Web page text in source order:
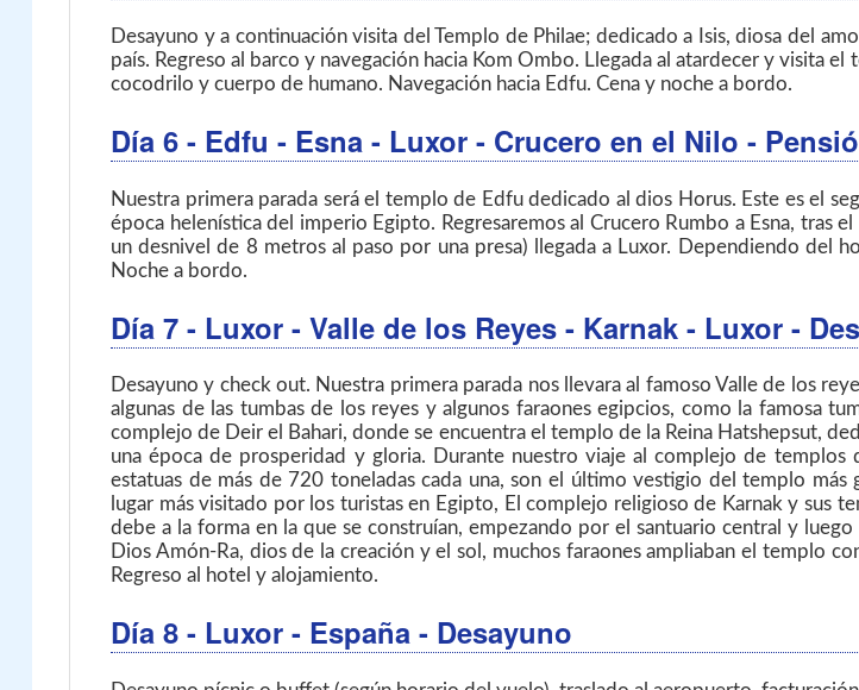
Desayuno y a continuación visita del Templo de Philae; dedicado a Isis, diosa del
país. Regreso al barco y navegación hacia Kom Ombo. Llegada al atardecer y visita
cocodrilo y cuerpo de humano. Navegación hacia Edfu. Cena y noche a bordo.
Día 6 - Edfu - Esna - Luxor - Crucero en el Nilo -
Nuestra primera parada será el templo de Edfu dedicado al dios Horus. Este es el
época helenística del imperio Egipto. Regresaremos al Crucero Rumbo a Esna, tras
un desnivel de 8 metros al paso por una presa) llegada a Luxor. Dependiendo del
Noche a bordo.
Día 7 - Luxor - Valle de los Reyes - Karnak - Luxor -
Desayuno y check out. Nuestra primera parada nos llevara al famoso Valle de los
algunas de las tumbas de los reyes y algunos faraones egipcios, como la famosa
complejo de Deir el Bahari, donde se encuentra el templo de la Reina Hatshepsut,
una época de prosperidad y gloria. Durante nuestro viaje al complejo de templos
estatuas de más de 720 toneladas cada una, son el último vestigio del templo
lugar más visitado por los turistas en Egipto, El complejo religioso de Karnak y sus
debe a la forma en la que se construían, empezando por el santuario central y
Dios Amón-Ra, dios de la creación y el sol, muchos faraones ampliaban el templo
Regreso al hotel y alojamiento.
Día 8 - Luxor - España - Desayuno